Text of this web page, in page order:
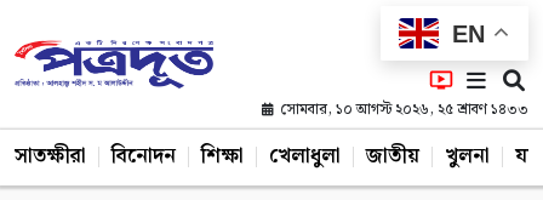
EN
সোমবার, ১০ আগস্ট ২০২৬, ২৫ শ্রাবণ ১৪৩৩
সাতক্ষীরা বিনোদন শিক্ষা খেলাধুলা জাতীয় খুলনা